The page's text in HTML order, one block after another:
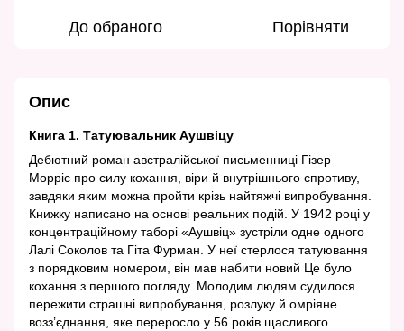
До обраного Порівняти
Опис
Книга 1. Татуювальник Аушвіцу
Дебютний роман австралійської письменниці Гізер
Морріс про силу кохання, віри й внутрішнього спротиву,
завдяки яким можна пройти крізь найтяжчі випробування.
Книжку написано на основі реальних подій. У 1942 році у
концентраційному таборі «Аушвіц» зустріли одне одного
Лалі Соколов та Гіта Фурман. У неї стерлося татуювання
з порядковим номером, він мав набити новий Це було
кохання з першого погляду. Молодим людям судилося
пережити страшні випробування, розлуку й омріяне
возз’єднання, яке переросло у 56 років щасливого